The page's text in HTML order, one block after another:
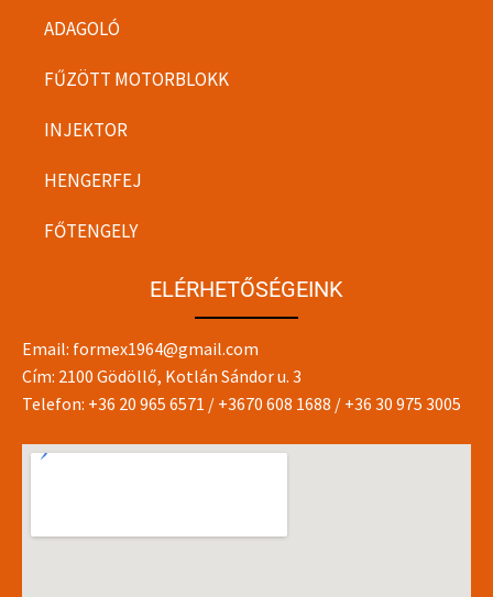
ADAGOLÓ
FŰZÖTT MOTORBLOKK
INJEKTOR
HENGERFEJ
FŐTENGELY
ELÉRHETŐSÉGEINK
Email: formex1964@gmail.com
Cím: 2100 Gödöllő, Kotlán Sándor u. 3
Telefon: +36 20 965 6571 / +3670 608 1688 / +36 30 975 3005